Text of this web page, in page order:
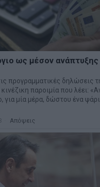
ως μέσον
προγραμματικές δηλώσεις
παροιμία που λέει:
για μία μέρα, δώστου ένα
Απόψεις